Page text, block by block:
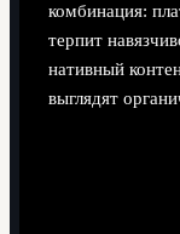
комбинация:
терпит
нативный
выглядят